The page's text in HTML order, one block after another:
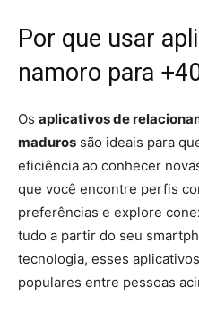
Por que usar
namoro para
Os aplicativos de
maduros são ideais para
eficiência ao conhecer
que você encontre perfis
preferências e explore
tudo a partir do seu
tecnologia, esses
populares entre pessoas